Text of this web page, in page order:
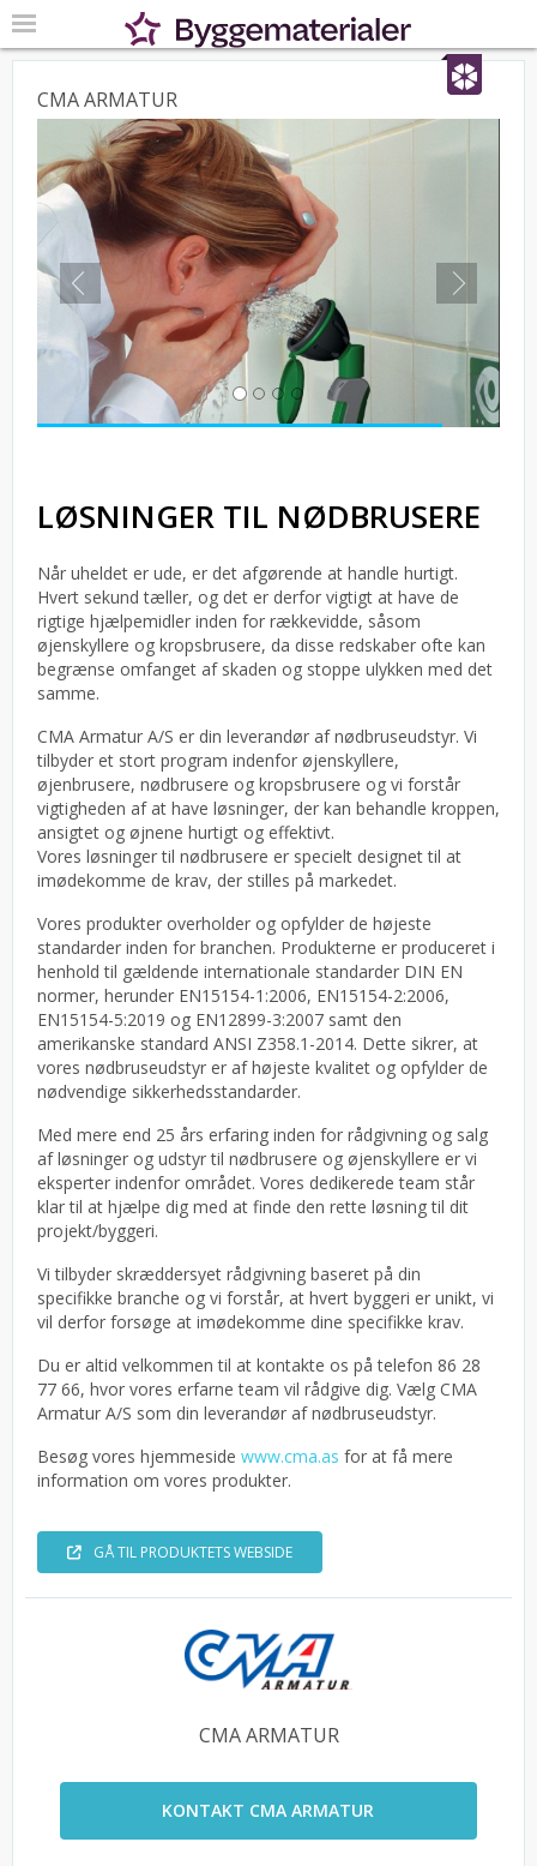
CMA ARMATUR
Previous
LØSNINGER TIL NØDBRUSERE
Når uheldet er ude, er det afgørende at handle hurtigt.
Hvert sekund tæller, og det er derfor vigtigt at have de
rigtige hjælpemidler inden for rækkevidde, såsom
øjenskyllere og kropsbrusere, da disse redskaber ofte kan
begrænse omfanget af skaden og stoppe ulykken med det
samme.
CMA Armatur A/S er din leverandør af nødbruseudstyr. Vi
tilbyder et stort program indenfor øjenskyllere,
øjenbrusere, nødbrusere og kropsbrusere og vi forstår
vigtigheden af at have løsninger, der kan behandle kroppen,
ansigtet og øjnene hurtigt og effektivt.
Vores løsninger til nødbrusere er specielt designet til at
imødekomme de krav, der stilles på markedet.
Vores produkter overholder og opfylder de højeste
standarder inden for branchen. Produkterne er produceret i
henhold til gældende internationale standarder DIN EN
normer, herunder EN15154-1:2006, EN15154-2:2006,
EN15154-5:2019 og EN12899-3:2007 samt den
amerikanske standard ANSI Z358.1-2014. Dette sikrer, at
vores nødbruseudstyr er af højeste kvalitet og opfylder de
nødvendige sikkerhedsstandarder.
Med mere end 25 års erfaring inden for rådgivning og salg
af løsninger og udstyr til nødbrusere og øjenskyllere er vi
eksperter indenfor området. Vores dedikerede team står
klar til at hjælpe dig med at finde den rette løsning til dit
projekt/byggeri.
Vi tilbyder skræddersyet rådgivning baseret på din
specifikke branche og vi forstår, at hvert byggeri er unikt, vi
vil derfor forsøge at imødekomme dine specifikke krav.
Du er altid velkommen til at kontakte os på telefon 86 28
77 66, hvor vores erfarne team vil rådgive dig. Vælg CMA
Armatur A/S som din leverandør af nødbruseudstyr.
Besøg vores hjemmeside www.cma.as for at få mere
information om vores produkter.
GÅ TIL PRODUKTETS WEBSIDE
CMA ARMATUR
KONTAKT CMA ARMATUR